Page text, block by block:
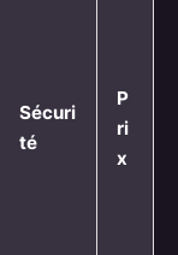
Sécuri
té
P
ri
x